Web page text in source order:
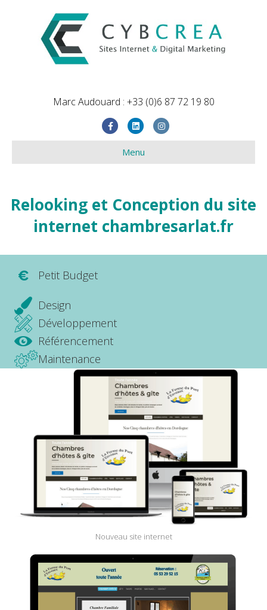
Marc Audouard : +33 (0)6 87 72 19 80
FacebookLinkedinInstagram
Menu
Relooking et Conception du site
internet chambresarlat.fr
Petit Budget
Design
Développement
Référencement
Maintenance
Nouveau site internet